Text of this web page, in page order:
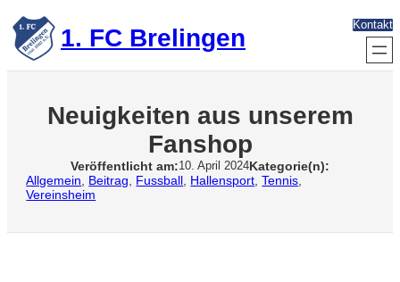
Zum
Inhalt
springen 1. FC Brelingen Kontakt
Neuigkeiten aus unserem
Fanshop
Veröffentlicht am:10. April 2024Kategorie(n):
Allgemein
Beitrag Fussball Hallensport , Tennis
Vereinsheim